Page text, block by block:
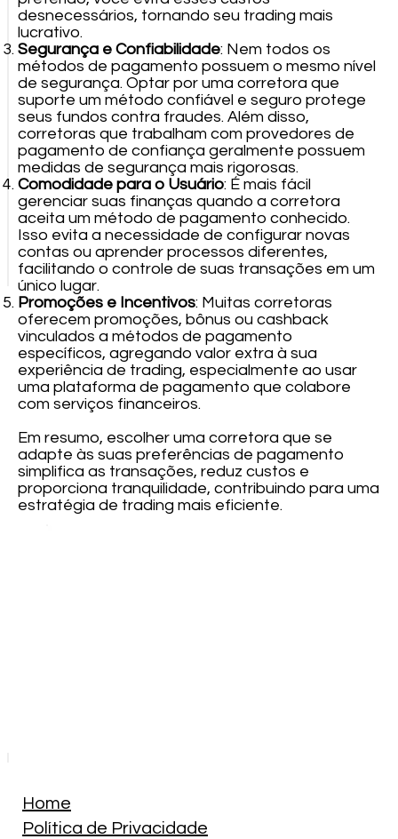
desnecessários, tornando seu trading mais
lucrativo.
Segurança e Confiabilidade: Nem todos os
métodos de pagamento possuem o mesmo nível
de segurança. Optar por uma corretora que
suporte um método confiável e seguro protege
seus fundos contra fraudes. Além disso,
corretoras que trabalham com provedores de
pagamento de confiança geralmente possuem
medidas de segurança mais rigorosas.
Comodidade para o Usuário: É mais fácil
gerenciar suas finanças quando a corretora
aceita um método de pagamento conhecido.
Isso evita a necessidade de configurar novas
contas ou aprender processos diferentes,
facilitando o controle de suas transações em um
único lugar.
Promoções e Incentivos: Muitas corretoras
oferecem promoções, bônus ou cashback
vinculados a métodos de pagamento
específicos, agregando valor extra à sua
experiência de trading, especialmente ao usar
uma plataforma de pagamento que colabore
com serviços financeiros.
Em resumo, escolher uma corretora que se
adapte às suas preferências de pagamento
simplifica as transações, reduz custos e
proporciona tranquilidade, contribuindo para uma
estratégia de trading mais eficiente.
Home
Política de Privacidade